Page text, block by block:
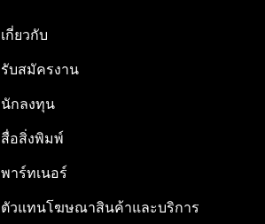
เกี่ยวกับ
รับสมัครงาน
นักลงทุน
สื่อสิ่งพิมพ์
พาร์ทเนอร์
ตัวแทนโฆษณาสินค้าและบริการ